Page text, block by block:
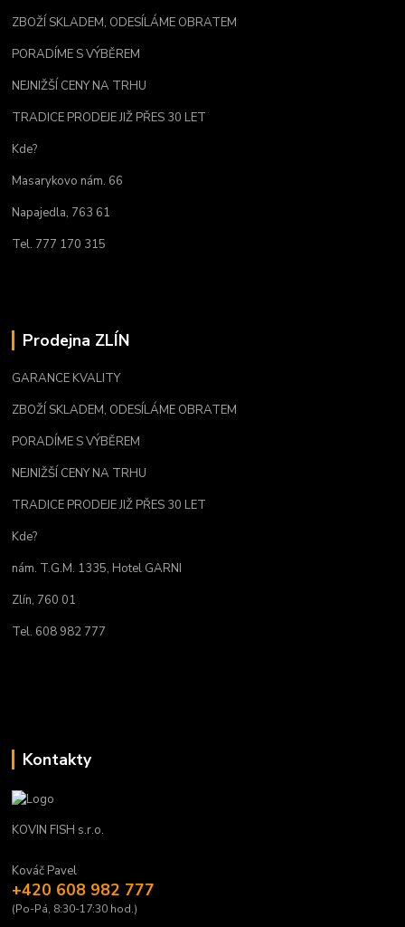
ZBOŽÍ SKLADEM, ODESÍLÁME OBRATEM
PORADÍME S VÝBĚREM
NEJNIŽŠÍ CENY NA TRHU
TRADICE PRODEJE JIŽ PŘES 30 LET
Kde?
Masarykovo nám. 66
Napajedla, 763 61
Tel. 777 170 315
Prodejna ZLÍN
GARANCE KVALITY
ZBOŽÍ SKLADEM, ODESÍLÁME OBRATEM
PORADÍME S VÝBĚREM
NEJNIŽŠÍ CENY NA TRHU
TRADICE PRODEJE JIŽ PŘES 30 LET
Kde?
nám. T.G.M. 1335, Hotel GARNI
Zlín, 760 01
Tel. 608 982 777
Kontakty
KOVIN FISH s.r.o.
Kováč Pavel
+420 608 982 777
(Po-Pá, 8:30-17:30 hod.)